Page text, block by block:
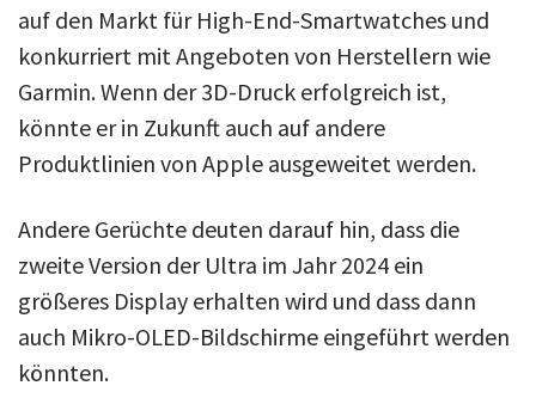
auf den Markt für High-End-Smartwatches und
konkurriert mit Angeboten von Herstellern wie
Garmin. Wenn der 3D-Druck erfolgreich ist,
könnte er in Zukunft auch auf andere
Produktlinien von Apple ausgeweitet werden.
Andere Gerüchte deuten darauf hin, dass die
zweite Version der Ultra im Jahr 2024 ein
größeres Display erhalten wird und dass dann
auch Mikro-OLED-Bildschirme eingeführt werden
könnten.